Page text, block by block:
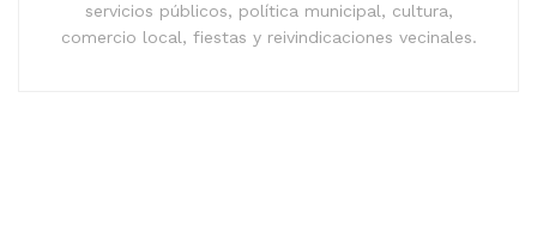
servicios públicos, política municipal, cultura,
comercio local, fiestas y reivindicaciones vecinales.